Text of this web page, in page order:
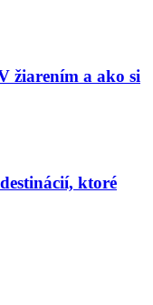
žiarením a ako si
ktoré